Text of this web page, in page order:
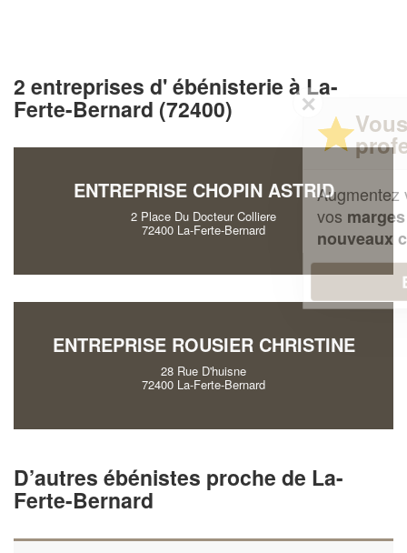
2 entreprises d' ébénisterie à La-
Ferte-Bernard (72400)
ENTREPRISE CHOPIN ASTRID
2 Place Du Docteur Colliere
72400 La-Ferte-Bernard
ENTREPRISE ROUSIER CHRISTINE
28 Rue D'huisne
72400 La-Ferte-Bernard
D’autres ébénistes proche de La-
Ferte-Bernard
✕
Vous êtes un
professionnel ?
Augmentez votrechiffre d'affaireset
vosmargestout en gagnant de
nouveaux clients!
En savoir plus